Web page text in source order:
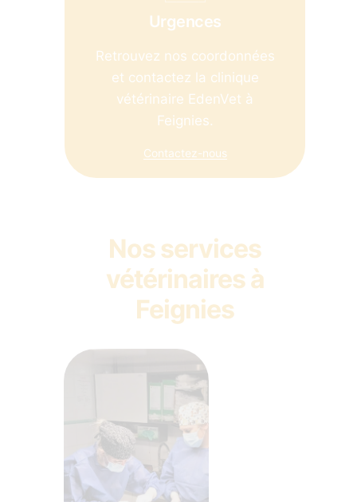
Urgences
Retrouvez nos coordonnées
et contactez la clinique
vétérinaire EdenVet à
Feignies.
Contactez-nous
Nos services
vétérinaires à
Feignies